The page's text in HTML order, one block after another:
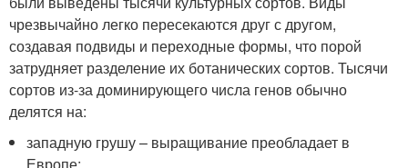
чрезвычайно легко пересекаются друг с другом,
создавая подвиды и переходные формы, что порой
затрудняет разделение их ботанических сортов. Тысячи
сортов из-за доминирующего числа генов обычно
делятся на:
западную грушу – выращивание преобладает в